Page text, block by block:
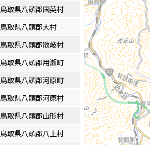
鳥取県八頭郡国英村
鳥取県八頭郡大村
鳥取県八頭郡散岐村
鳥取県八頭郡用瀬町
鳥取県八頭郡河原町
鳥取県八頭郡河原村
鳥取県八頭郡山形村
鳥取県八頭郡八上村